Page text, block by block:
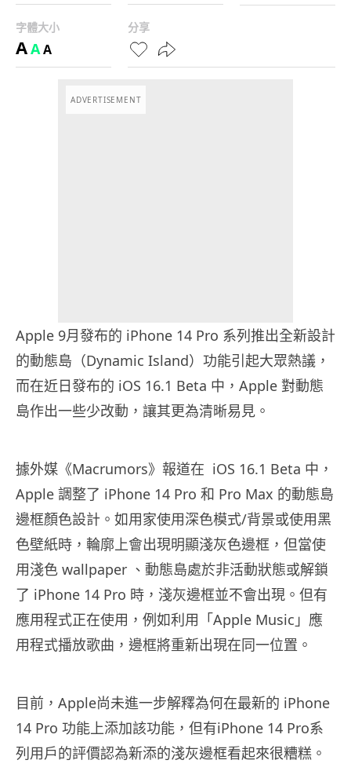
字體大小
AAA
分享
ADVERTISEMENT
Apple 9月發布的 iPhone 14 Pro 系列推出全新設計
的動態島（Dynamic Island）功能引起大眾熱議，
而在近日發布的 iOS 16.1 Beta 中，Apple 對動態
島作出一些少改動，讓其更為清晰易見。
據外媒《Macrumors》報道在 iOS 16.1 Beta 中，
Apple 調整了 iPhone 14 Pro 和 Pro Max 的動態島
邊框顏色設計。如用家使用深色模式/背景或使用黑
色壁紙時，輪廓上會出現明顯淺灰色邊框，但當使
用淺色 wallpaper 、動態島處於非活動狀態或解鎖
了 iPhone 14 Pro 時，淺灰邊框並不會出現。但有
應用程式正在使用，例如利用「Apple Music」應
用程式播放歌曲，邊框將重新出現在同一位置。
目前，Apple尚未進一步解釋為何在最新的 iPhone
14 Pro 功能上添加該功能，但有iPhone 14 Pro系
列用戶的評價認為新添的淺灰邊框看起來很糟糕。